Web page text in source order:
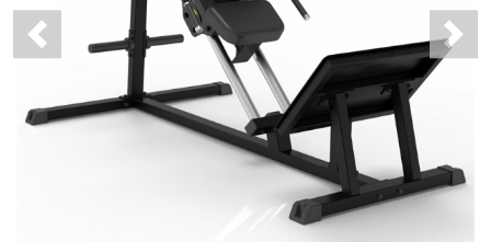
Previous Next